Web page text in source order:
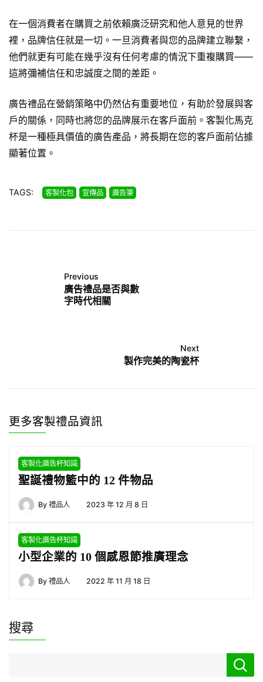
在一個消費者在購買之前依賴廣泛研究和他人意見的世界
裡，品牌信任就是一切。一旦消費者與您的品牌建立聯繫，
他們就更有可能在幾乎沒有任何考慮的情況下重複購買——
這將彌補信任和忠誠度之間的差距。
廣告禮品在營銷策略中仍然佔有重要地位，有助於發展與客
戶的關係，同時也將您的品牌展示在客戶面前。客製化馬克
杯是一種極具價值的廣告產品，將長期在您的客戶面前佔據
顯著位置。
TAGS: 客製化包 宣傳品 廣告筆
Previous
廣告禮品是否與數
字時代相關
Next
製作完美的陶瓷杯
更多客製禮品資訊
客製化廣告杯知識
聖誕禮物籃中的 12 件物品
By 禮品人 2023 年 12 月 8 日
客製化廣告杯知識
小型企業的 10 個感恩節推廣理念
By 禮品人 2022 年 11 月 18 日
搜尋